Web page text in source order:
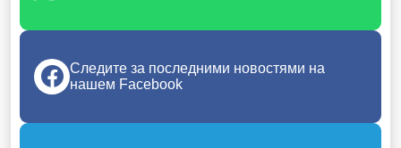
Следите за последними новостями на
нашем Facebook